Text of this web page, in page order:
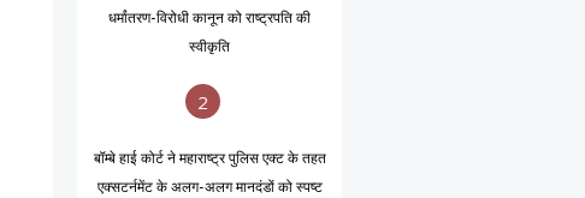
धर्मांतरण-विरोधी कानून को राष्ट्रपति की
स्वीकृति
2
बॉम्बे हाई कोर्ट ने महाराष्ट्र पुलिस एक्ट के तहत
एक्सटर्नमेंट के अलग-अलग मानदंडों को स्पष्ट